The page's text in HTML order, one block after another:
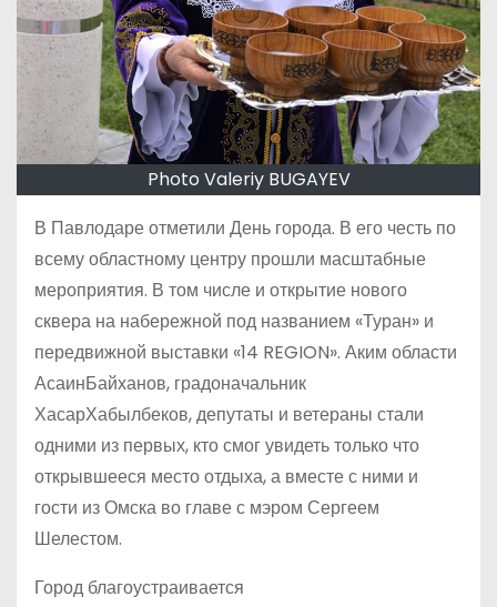
Photo Valeriy BUGAYEV
В Павлодаре отметили День города. В его честь по
всему областному центру прошли масштабные
мероприятия. В том числе и открытие нового
сквера на набережной под названием «Туран» и
передвижной выставки «14 REGION». Аким области
АсаинБайханов, градоначальник
ХасарХабылбеков, депутаты и ветераны стали
одними из первых, кто смог увидеть только что
открывшееся место отдыха, а вместе с ними и
гости из Омска во главе с мэром Сергеем
Шелестом.
Город благоустраивается